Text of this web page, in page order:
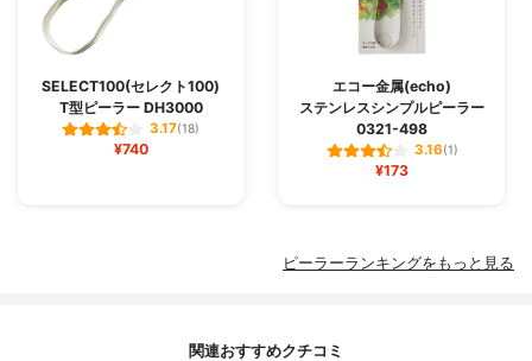
SELECT100(セレクト100)
T型ピーラー DH3000
3.17(18)
¥740
エコー金属(echo)
ステンレスシンプルピーラー
0321-498
3.16(1)
¥173
ピーラーランキングをもっと見る
関連おすすめクチコミ